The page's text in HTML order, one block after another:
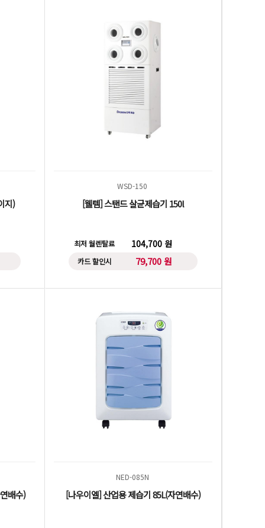
지)
WSD-150
[웰템] 스탠드 살균제습기 150l
최저 월렌탈료 104,700 원
카드 할인시 79,700 원
배수)
NED-085N
[나우이엘] 산업용 제습기 85L(자연배수)